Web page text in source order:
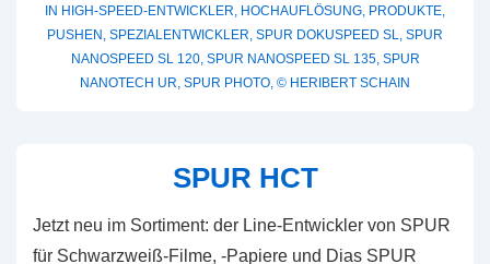
UR
IN HIGH-SPEED-ENTWICKLER, HOCHAUFLÖSUNG, PRODUKTE,
PUSHEN , SPEZIALENTWICKLER, SPUR DOKUSPEED SL, SPUR
NANOSPEED SL 120, SPUR NANOSPEED SL 135, SPUR
NANOTECH UR, SPUR PHOTO, © HERIBERT SCHAIN
SPUR HCT
Jetzt neu im Sortiment: der Line-Entwickler von SPUR
für Schwarzweiß-Filme, -Papiere und Dias SPUR